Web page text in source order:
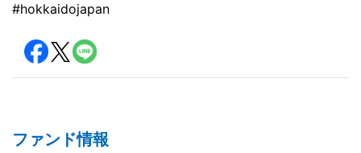
#hokkaidojapan
ファンド情報